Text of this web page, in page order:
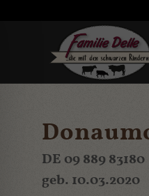
DE 09 889 83180
geb. 10.03.2020